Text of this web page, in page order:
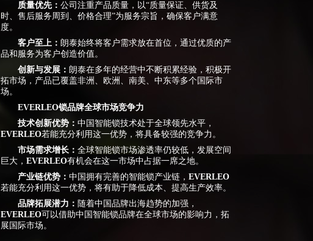
质量优先： 公司注重产品质量，以“质量保证、供货及
时、售后服务周到、价格合理”为服务宗旨，确保客户满意
度。
客户至上： 朗泰始终将客户需求放在首位，通过优质的产
品和服务为客户创造价值。
创新与发展： 朗泰在多年的经营中不断积累经验，积极开
拓市场，产品已覆盖非洲、欧洲、南美、中东等多个国际市
场。
EVERLEO锁品牌全球市场竞争力
技术创新优势： 中国智能锁技术处于全球领先水平，
EVERLEO若能充分利用这一优势，将具备较强的竞争力。
市场需求增长： 全球智能锁市场渗透率仍较低，发展空间
巨大， EVERLEO有机会在这一市场中占据一席之地。
产业链优势： 中国拥有完善的智能锁产业链， EVERLEO
若能充分利用这一优势，将有助于降低成本、提高生产效率。
品牌拓展潜力： 随着中国品牌出海趋势的加强，
EVERLEO可以借助中国智能锁品牌在全球市场的影响力，拓
展国际市场。